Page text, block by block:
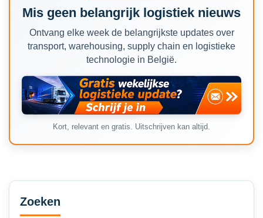
Mis geen belangrijk logistiek nieuws
Ontvang elke week de belangrijkste updates over
transport, warehousing, supply chain en logistieke
technologie in België.
Kort, relevant en gratis. Uitschrijven kan altijd.
Secondary
Sidebar
Zoeken